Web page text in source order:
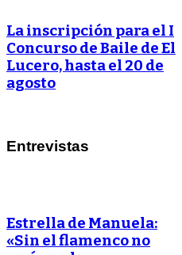
La inscripción para el I
Concurso de Baile de El
Lucero, hasta el 20 de
agosto
Entrevistas
Estrella de Manuela:
«Sin el flamenco no